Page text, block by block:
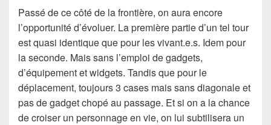
Passé de ce côté de la frontière, on aura encore
l’opportunité d’évoluer. La première partie d’un tel tour
est quasi identique que pour les vivant.e.s. Idem pour
la seconde. Mais sans l’emploi de gadgets,
d’équipement et widgets. Tandis que pour le
déplacement, toujours 3 cases mais sans diagonale et
pas de gadget chopé au passage. Et si on a la chance
de croiser un personnage en vie, on lui subtilisera un